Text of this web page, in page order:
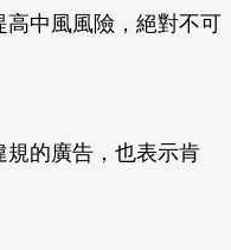
中風風險，絕對不可
的廣告，也表示肯